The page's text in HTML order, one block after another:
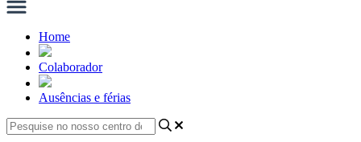
Home
Colaborador
Ausências e férias